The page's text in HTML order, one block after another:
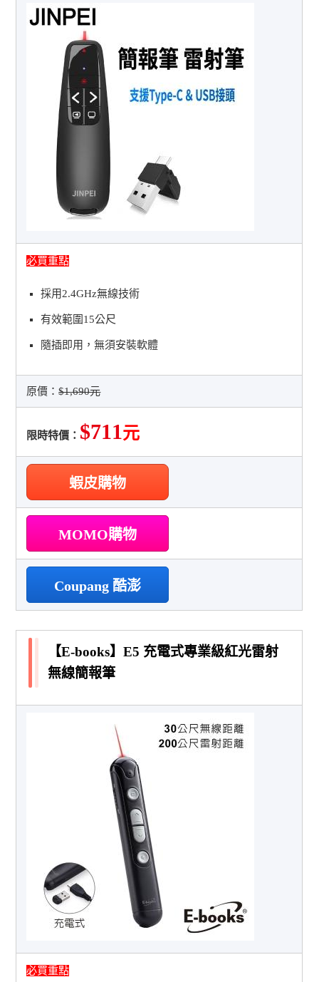
必買重點
採用2.4GHz無線技術
有效範圍15公尺
隨插即用，無須安裝軟體
原價：$1,690元
限時特價： $711元
蝦皮購物
MOMO購物
Coupang 酷澎
【E-books】E5 充電式專業級紅光雷射
無線簡報筆
必買重點